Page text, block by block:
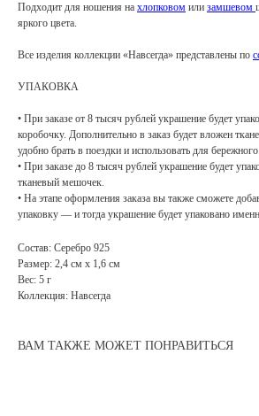
Подходит для ношения на хлопковом или замшевом
яркого цвета.
Все изделия коллекции «Навсегда» представлены по
УПАКОВКА
• При заказе от 8 тысяч рублей украшение будет
коробочку. Дополнительно в заказ будет вложен
удобно брать в поездки и использовать для
• При заказе до 8 тысяч рублей украшение будет
тканевый мешочек.
• На этапе оформления заказа вы также сможете
упаковку — и тогда украшение будет упаковано
Состав: Серебро 925
Размер: 2,4 см х 1,6 см
Вес: 5 г
Коллекция: Навсегда
ВАМ ТАКЖЕ МОЖЕТ ПОНРАВИТЬСЯ